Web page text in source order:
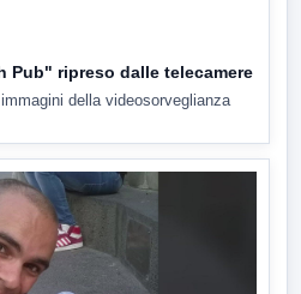
Pub" ripreso dalle telecamere
della videosorveglianza